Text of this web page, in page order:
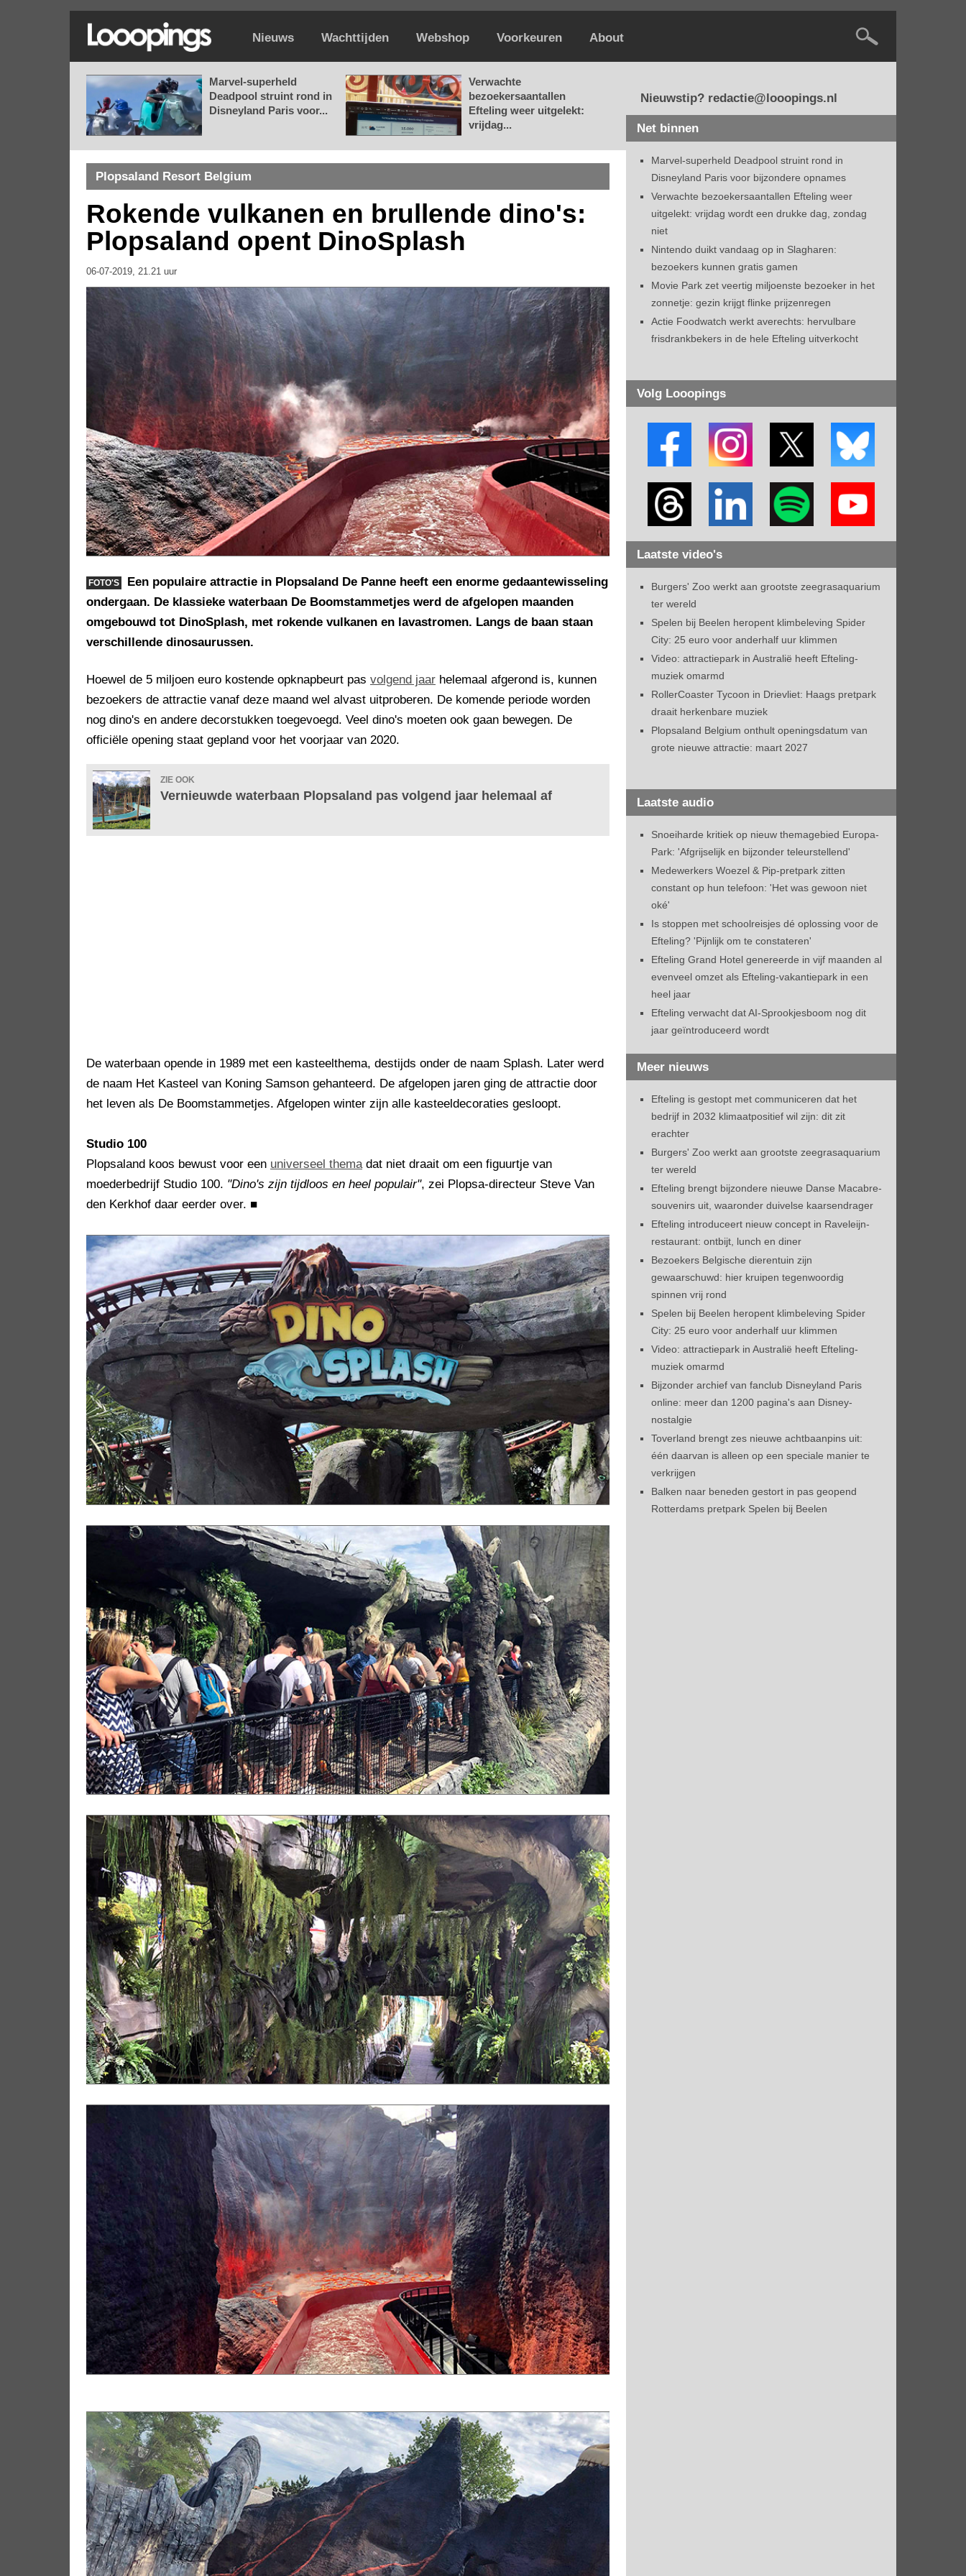
Nieuws Wachttijden Webshop Voorkeuren About
Marvel-superheld
Deadpool struint rond in
Disneyland Paris voor...
Verwachte
bezoekersaantallen
Efteling weer uitgelekt:
vrijdag...
Plopsaland Resort Belgium
Rokende vulkanen en brullende dino's:
Plopsaland opent DinoSplash
06-07-2019, 21.21 uur
FOTO'S
Een populaire attractie in Plopsaland De Panne heeft een enorme gedaantewisseling
ondergaan. De klassieke waterbaan De Boomstammetjes werd de afgelopen maanden
omgebouwd tot DinoSplash, met rokende vulkanen en lavastromen. Langs de baan staan
verschillende dinosaurussen.
Hoewel de 5 miljoen euro kostende opknapbeurt pas volgend jaar helemaal afgerond is, kunnen
bezoekers de attractie vanaf deze maand wel alvast uitproberen. De komende periode worden
nog dino's en andere decorstukken toegevoegd. Veel dino's moeten ook gaan bewegen. De
officiële opening staat gepland voor het voorjaar van 2020.
ZIE OOK
Vernieuwde waterbaan Plopsaland pas volgend jaar helemaal af
De waterbaan opende in 1989 met een kasteelthema, destijds onder de naam Splash. Later werd
de naam Het Kasteel van Koning Samson gehanteerd. De afgelopen jaren ging de attractie door
het leven als De Boomstammetjes. Afgelopen winter zijn alle kasteeldecoraties gesloopt.
Studio 100
Plopsaland koos bewust voor een universeel themadat niet draait om een figuurtje van
moederbedrijf Studio 100. "Dino's zijn tijdloos en heel populair", zei Plopsa-directeur Steve Van
den Kerkhof daar eerder over. ■
Nieuwstip? redactie@looopings.nl
Net binnen
Marvel-superheld Deadpool struint rond in
Disneyland Paris voor bijzondere opnames
Verwachte bezoekersaantallen Efteling weer
uitgelekt: vrijdag wordt een drukke dag, zondag
niet
Nintendo duikt vandaag op in Slagharen:
bezoekers kunnen gratis gamen
Movie Park zet veertig miljoenste bezoeker in het
zonnetje: gezin krijgt flinke prijzenregen
Actie Foodwatch werkt averechts: hervulbare
frisdrankbekers in de hele Efteling uitverkocht
Volg Looopings
Laatste video's
Burgers' Zoo werkt aan grootste zeegrasaquarium
ter wereld
Spelen bij Beelen heropent klimbeleving Spider
City: 25 euro voor anderhalf uur klimmen
Video: attractiepark in Australië heeft Efteling-
muziek omarmd
RollerCoaster Tycoon in Drievliet: Haags pretpark
draait herkenbare muziek
Plopsaland Belgium onthult openingsdatum van
grote nieuwe attractie: maart 2027
Laatste audio
Snoeiharde kritiek op nieuw themagebied Europa-
Park: 'Afgrijselijk en bijzonder teleurstellend'
Medewerkers Woezel & Pip-pretpark zitten
constant op hun telefoon: 'Het was gewoon niet
oké'
Is stoppen met schoolreisjes dé oplossing voor de
Efteling? 'Pijnlijk om te constateren'
Efteling Grand Hotel genereerde in vijf maanden al
evenveel omzet als Efteling-vakantiepark in een
heel jaar
Efteling verwacht dat AI-Sprookjesboom nog dit
jaar geïntroduceerd wordt
Meer nieuws
Efteling is gestopt met communiceren dat het
bedrijf in 2032 klimaatpositief wil zijn: dit zit
erachter
Burgers' Zoo werkt aan grootste zeegrasaquarium
ter wereld
Efteling brengt bijzondere nieuwe Danse Macabre-
souvenirs uit, waaronder duivelse kaarsendrager
Efteling introduceert nieuw concept in Raveleijn-
restaurant: ontbijt, lunch en diner
Bezoekers Belgische dierentuin zijn
gewaarschuwd: hier kruipen tegenwoordig
spinnen vrij rond
Spelen bij Beelen heropent klimbeleving Spider
City: 25 euro voor anderhalf uur klimmen
Video: attractiepark in Australië heeft Efteling-
muziek omarmd
Bijzonder archief van fanclub Disneyland Paris
online: meer dan 1200 pagina's aan Disney-
nostalgie
Toverland brengt zes nieuwe achtbaanpins uit:
één daarvan is alleen op een speciale manier te
verkrijgen
Balken naar beneden gestort in pas geopend
Rotterdams pretpark Spelen bij Beelen